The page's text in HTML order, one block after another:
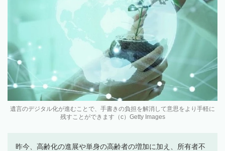
遺言のデジタル化が進むことで、手書きの負担を解消して意思をより手軽に
残すことができます（c）Getty Images
昨今、高齢化の進展や単身の高齢者の増加に加え、所有者不